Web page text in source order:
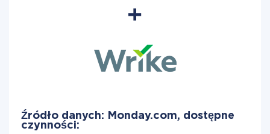
Źródło danych: Monday.com, dostępne
czynności: